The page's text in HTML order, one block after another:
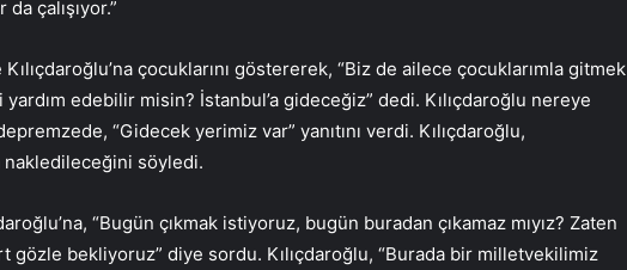
çalışıyor.”
çocuklarını göstererek, “Biz de ailece çocuklarımla gitmek
edebilir misin? İstanbul’a gideceğiz” dedi. Kılıçdaroğlu nereye
“Gidecek yerimiz var” yanıtını verdi. Kılıçdaroğlu,
nakledileceğini söyledi.
“Bugün çıkmak istiyoruz, bugün buradan çıkamaz mıyız? Zaten
gözle bekliyoruz” diye sordu. Kılıçdaroğlu, “Burada bir milletvekilimiz